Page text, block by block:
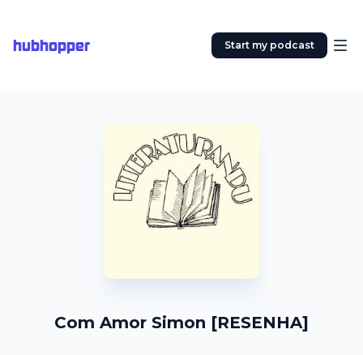
hubhopper Start my podcast
Com Amor Simon [RESENHA]